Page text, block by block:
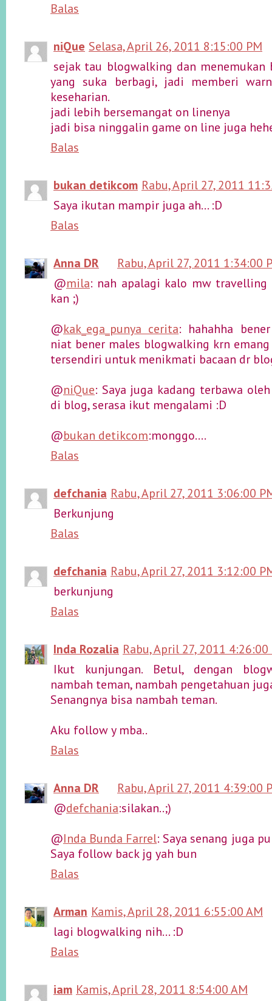
Balas
niQue Selasa, April 26, 2011 8:15:00 PM
sejak tau blogwalking dan menemukan
yang suka berbagi, jadi memberi
keseharian.
jadi lebih bersemangat on linenya
jadi bisa ninggalin game on line juga
Balas
bukan detikcom Rabu, April 27, 2011
Saya ikutan mampir juga ah... :D
Balas
Anna DR
Rabu, April 27, 2011 1:34:00
@mila: nah apalagi kalo mw
kan ;)
@kak_ega_punya cerita: hahahha
niat bener males blogwalking krn
tersendiri untuk menikmati bacaan dr
@niQue: Saya juga kadang terbawa
di blog, serasa ikut mengalami :D
@bukan detikcom:monggo....
Balas
defchania Rabu, April 27, 2011 3:06:00
Berkunjung
Balas
defchania Rabu, April 27, 2011 3:12:00
berkunjung
Balas
Inda Rozalia Rabu, April 27, 2011 4:26:00
Ikut kunjungan. Betul, dengan
nambah teman, nambah pengetahuan
Senangnya bisa nambah teman.
Aku follow y mba..
Balas
Anna DR
Rabu, April 27, 2011 4:39:00
@defchania:silakan..;)
@Inda Bunda Farrel: Saya senang juga
Saya follow back jg yah bun
Balas
Arman Kamis, April 28, 2011 6:55:00 AM
lagi blogwalking nih... :D
Balas
iam Kamis, April 28, 2011 8:54:00 AM